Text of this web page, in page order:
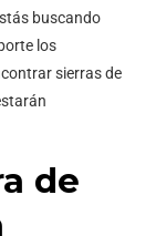
buscando
los
sierras de
de